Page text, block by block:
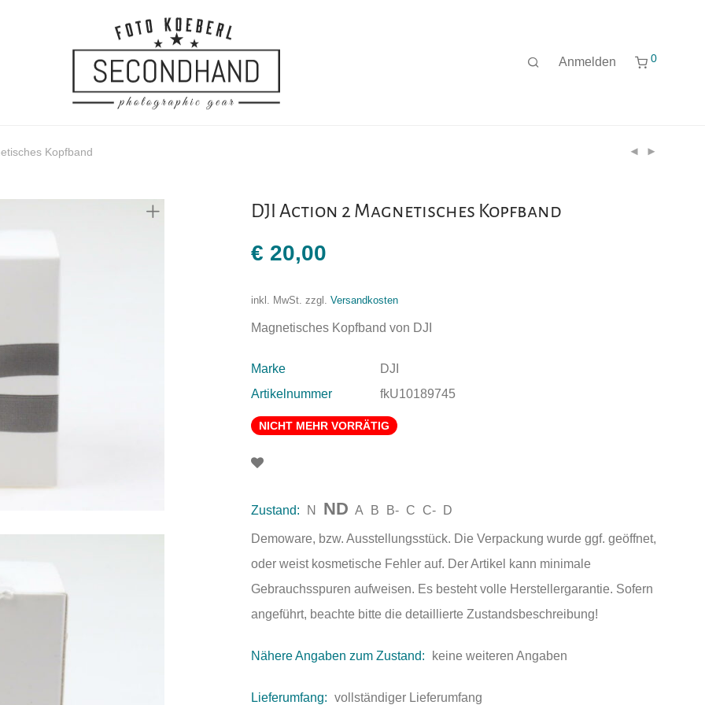
Anmelden 0
Kopfband
DJI Action 2 Magnetisches Kopfband
€ 20,00
inkl. MwSt. zzgl. Versandkosten
Magnetisches Kopfband von DJI
Marke
DJI
Artikelnummer
fkU10189745
NICHT MEHR VORRÄTIG
Zustand: N ND A B B- C C- D
Demoware, bzw. Ausstellungsstück. Die Verpackung wurde ggf. geöffnet,
oder weist kosmetische Fehler auf. Der Artikel kann minimale
Gebrauchsspuren aufweisen. Es besteht volle Herstellergarantie. Sofern
angeführt, beachte bitte die detaillierte Zustandsbeschreibung!
Nähere Angaben zum Zustand: keine weiteren Angaben
Lieferumfang: vollständiger Lieferumfang